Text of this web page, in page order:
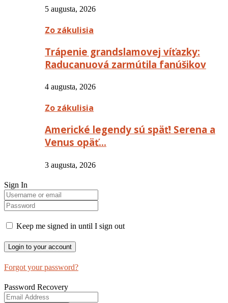
5 augusta, 2026
Zo zákulisia
Trápenie grandslamovej víťazky:
Raducanuová zarmútila fanúšikov
4 augusta, 2026
Zo zákulisia
Americké legendy sú späť! Serena a
Venus opäť…
3 augusta, 2026
Sign In
Keep me signed in until I sign out
Forgot your password?
Password Recovery